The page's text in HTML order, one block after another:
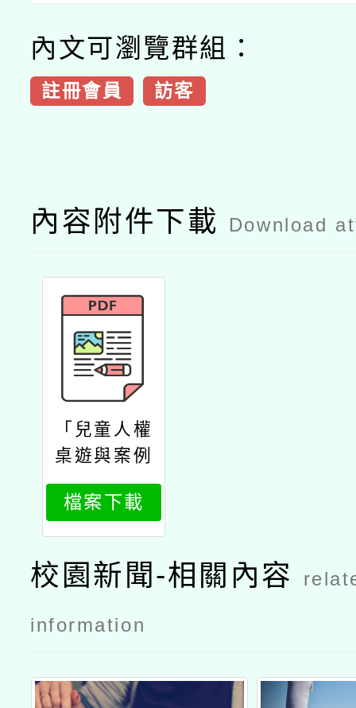
內文可瀏覽群組：
註冊會員 訪客
內容附件下載 Download
「兒童人權
桌遊與案例
實作工作
坊」一案
檔案下載
校園新聞-相關內容
information